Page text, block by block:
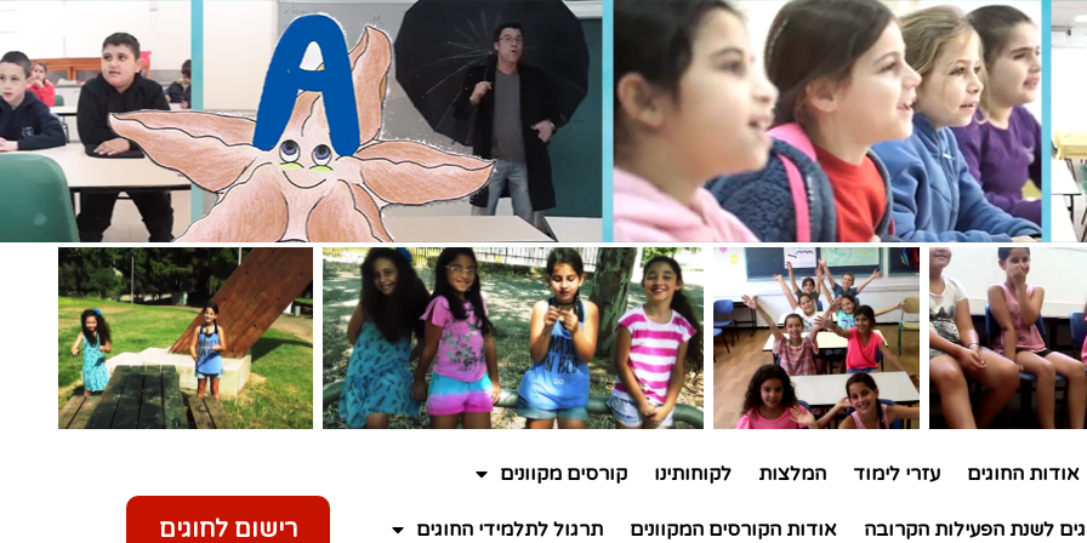
אודות החוגים עזרי לימוד המלצות לקוחותינו קורסים מקוונים
לשנת הפעילות הקרובה אודות הקורסים המקוונים תרגול לתלמידי החוגים רישום לחוגים